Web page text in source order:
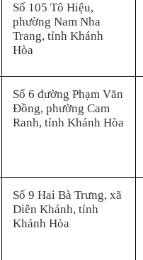
Số 105 Tô Hiệu,
phường Nam Nha
Trang, tỉnh Khánh
Hòa
Số 6 đường Phạm Văn
Đồng, phường Cam
Ranh, tỉnh Khánh Hòa
Số 9 Hai Bà Trưng, xã
Diên Khánh, tỉnh
Khánh Hòa